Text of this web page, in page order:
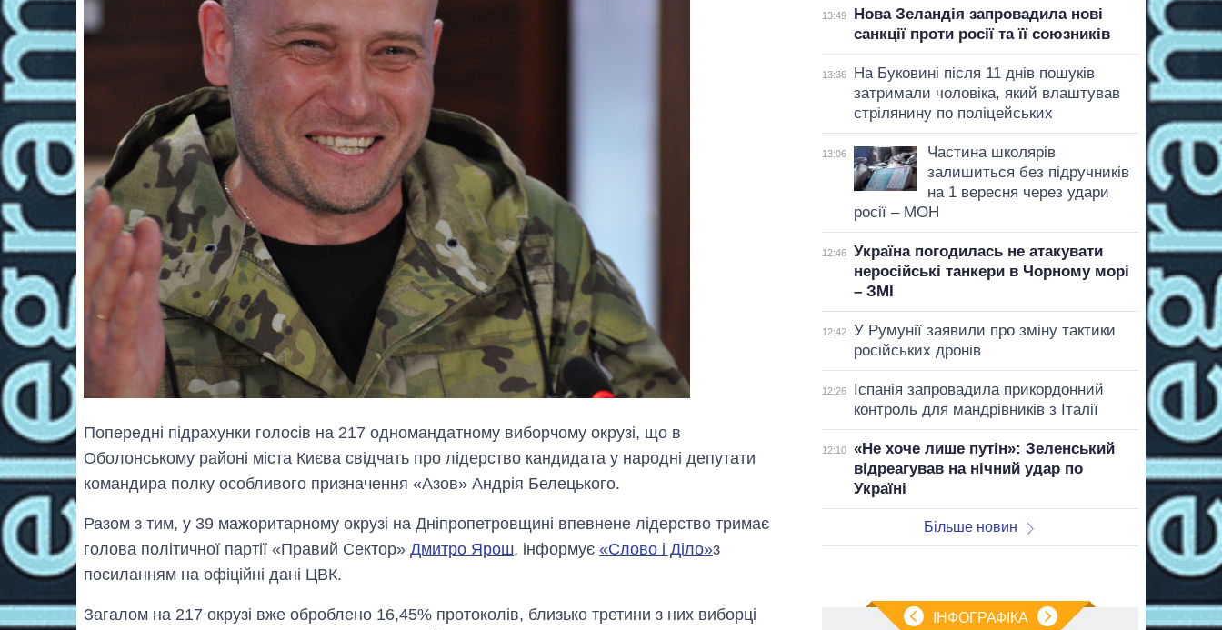
Попередні підрахунки голосів на 217 одномандатному виборчому окрузі, що в
Оболонському районі міста Києва свідчать про лідерство кандидата у народні депутати
командира полку особливого призначення «Азов» Андрія Белецького.
Разом з тим, у 39 мажоритарному окрузі на Дніпропетровщині впевнене лідерство тримає
голова політичної партії «Правий Сектор» Дмитро Ярош, інформує «Слово і Діло»з
посиланням на офіційні дані ЦВК.
Загалом на 217 окрузі вже оброблено 16,45% протоколів, близько третини з них виборці
13:49
Нова Зеландія запровадила нові
санкції проти росії та її союзників
13:36
На Буковині після 11 днів пошуків
затримали чоловіка, який влаштував
стрілянину по поліцейських
13:06
Частина школярів
залишиться без підручників
на 1 вересня через удари
росії – МОН
12:46
Україна погодилась не атакувати
неросійські танкери в Чорному морі
– ЗМІ
12:42
У Румунії заявили про зміну тактики
російських дронів
12:26
Іспанія запровадила прикордонний
контроль для мандрівників з Італії
12:10
«Не хоче лише путін»: Зеленський
відреагував на нічний удар по
Україні
Більше новин
ІНФОГРАФІКА